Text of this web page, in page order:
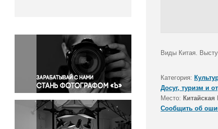
Окружающая среда
Политика
Правосудие
Происшествия и конфликты
Религия
Светская жизнь
Спорт
Экология
Виды Китая.
Категория:
Досуг, туризм и
Место:
Сообщить об